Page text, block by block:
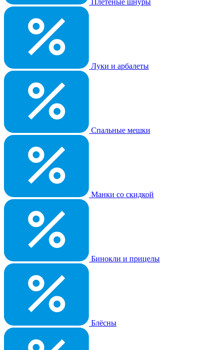
Плетеные шнуры
Луки и арбалеты
Спальные мешки
Манки со скидкой
Бинокли и прицелы
Блёсны